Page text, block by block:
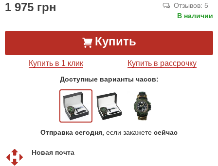
1 975 грн
Отзывов: 5
В наличии
Купить
Купить в 1 клик Купить в рассрочку
Доступные варианты часов:
Отправка сегодня, если закажете сейчас
Новая почта